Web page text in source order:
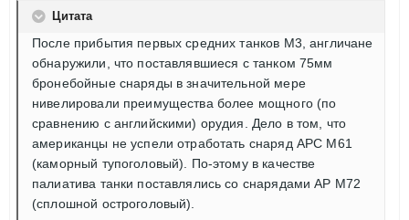
Цитата
После прибытия первых средних танков М3, англичане
обнаружили, что поставлявшиеся с танком 75мм
бронебойные снаряды в значительной мере
нивелировали преимущества более мощного (по
сравнению с английскими) орудия. Дело в том, что
американцы не успели отработать снаряд APC М61
(каморный тупоголовый). По-этому в качестве
палиатива танки поставлялись со снарядами АР М72
(сплошной остроголовый).